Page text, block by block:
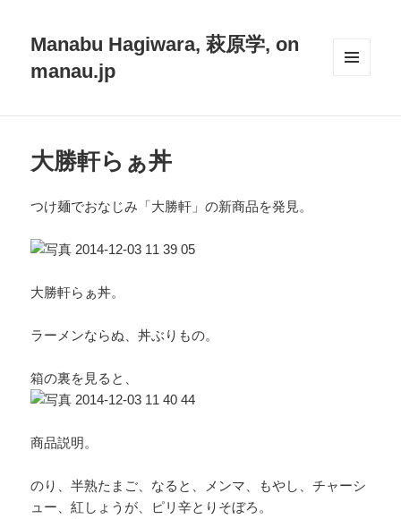
Manabu Hagiwara, 萩原学, on
manau.jp
大勝軒らぁ丼
つけ麺でおなじみ「大勝軒」の新商品を発見。
大勝軒らぁ丼。
ラーメンならぬ、丼ぶりもの。
箱の裏を見ると、
商品説明。
のり、半熟たまご、なると、メンマ、もやし、チャーシ
ュー、紅しょうが、ピリ辛とりそぼろ。